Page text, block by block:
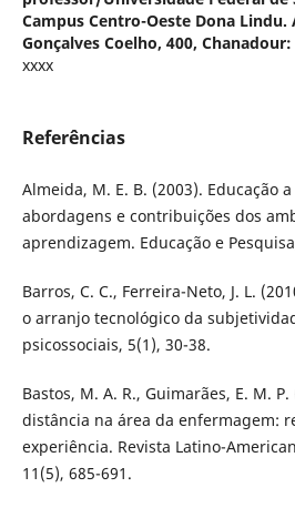
Campus Centro-Oeste Dona Lindu.
Gonçalves Coelho, 400,
xxxx
Referências
Almeida, M. E. B. (2003). Educação
abordagens e contribuições dos
aprendizagem. Educação e
Barros, C. C., Ferreira-Neto, J. L.
o arranjo tecnológico da
psicossociais, 5(1), 30-38.
Bastos, M. A. R., Guimarães, E. M.
distância na área da enfermagem:
experiência. Revista Latino-
11(5), 685-691.